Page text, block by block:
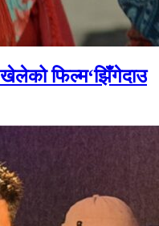
फिल्म‘झिँगेदाउ